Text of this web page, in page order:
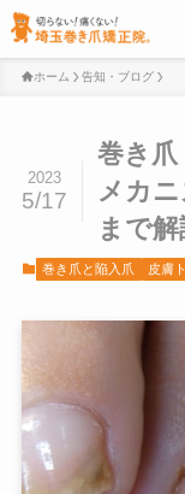
ホーム 告知・ブログ
巻き爪
メカ
まで
2023
5/17
巻き爪と陥入爪 皮膚